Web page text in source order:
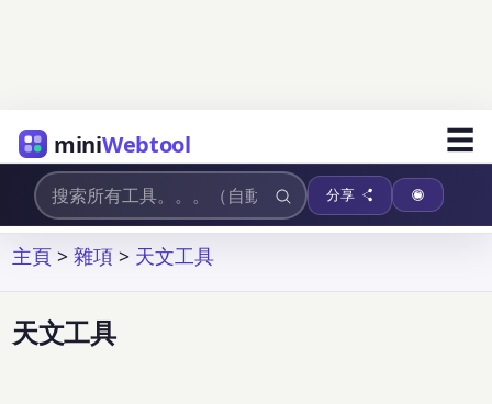
miniWebtool ☰
分享
主頁 >雜項 > 天文工具
天文工具